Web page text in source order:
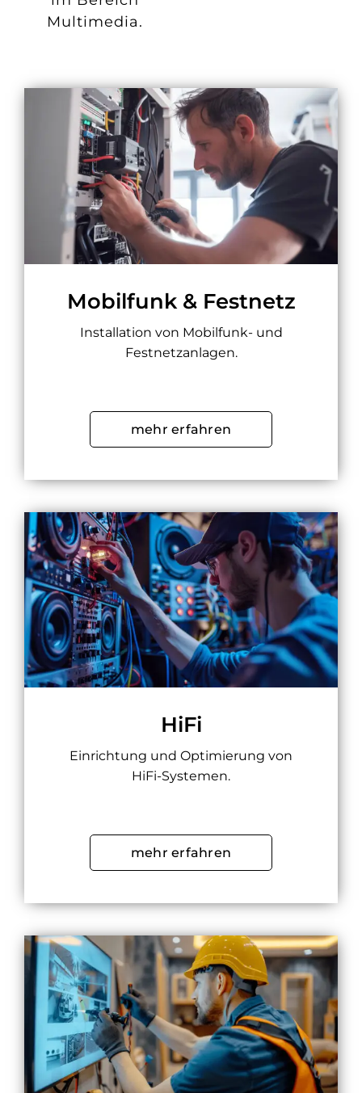
Multimedia.
Mobilfunk & Festnetz
Installation von Mobilfunk- und
Festnetzanlagen.
mehr erfahren
HiFi
Einrichtung und Optimierung von
HiFi-Systemen.
mehr erfahren